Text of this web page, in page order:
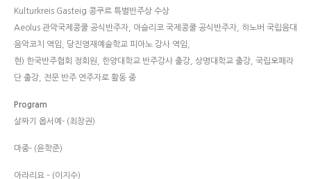
Kulturkreis Gasteig 콩쿠르 특별반주상 수상
Aeolus 관악국제콩쿨 공식반주자, 아슬리코 국제콩쿨 공식반주자, 하노버 국립음대
음악코치 역임, 당진영재예술학교 피아노 강사 역임,
현) 한국반주협회 정회원, 한양대학교 반주강사 출강, 상명대학교 출강, 국립오페라
단 출강, 전문 반주 연주자로 활동 중
Program
살짜기 옵서예- (최창권)
마중- (윤학준)
아라리요 – (이지수)